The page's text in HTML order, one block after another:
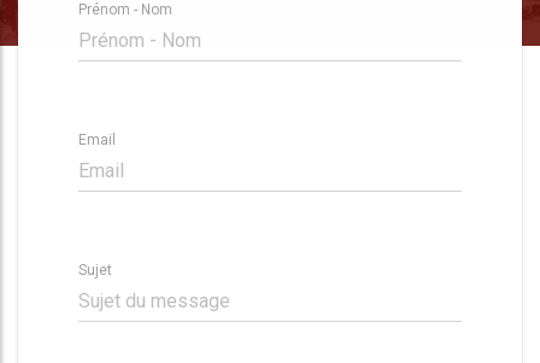
Prénom - Nom
Email
Sujet